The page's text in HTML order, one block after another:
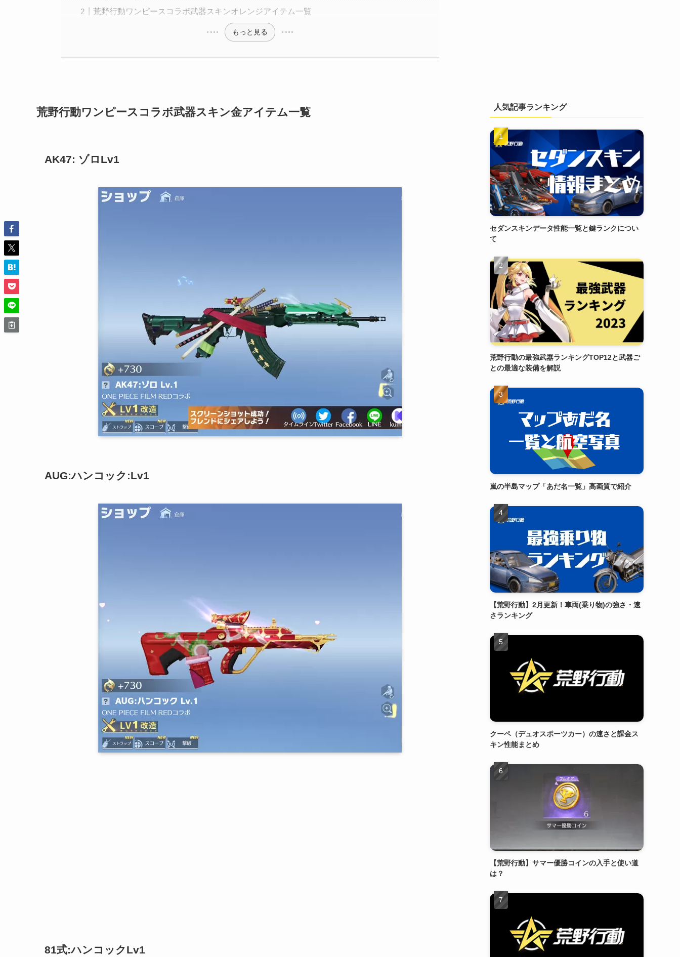
荒野行動ワンピースコラボ武器スキンオレンジアイテム一覧
もっと見る
荒野行動ワンピースコラボ武器スキン金アイテム一覧
AK47: ゾロLv1
AUG:ハンコック:Lv1
81式:ハンコックLv1
人気記事ランキング
セダンスキンデータ性能一覧と鍵ランクについ
て
荒野行動の最強武器ランキングTOP12と武器ご
との最適な装備を解説
嵐の半島マップ「あだ名一覧」高画質で紹介
【荒野行動】2月更新！車両(乗り物)の強さ・速
さランキング
クーペ（デュオスポーツカー）の速さと課金ス
キン性能まとめ
【荒野行動】サマー優勝コインの入手と使い道
は？